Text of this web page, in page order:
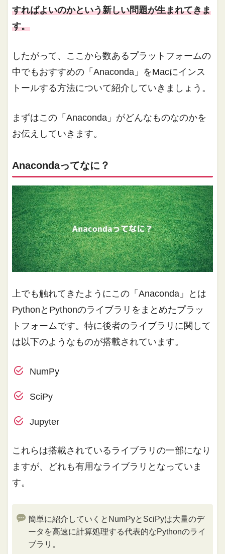
すればよいのかという新しい問題が生まれてきま
す。
したがって、ここから数あるプラットフォームの
中でもおすすめの「Anaconda」をMacにインス
トールする方法について紹介していきましょう。
まずはこの「Anaconda」がどんなものなのかを
お伝えしていきます。
Anacondaってなに？
上でも触れてきたようにこの「Anaconda」とは
PythonとPythonのライブラリをまとめたプラッ
トフォームです。特に後者のライブラリに関して
は以下のようなものが搭載されています。
NumPy
SciPy
Jupyter
これらは搭載されているライブラリの一部になり
ますが、どれも有用なライブラリとなっていま
す。
簡単に紹介していくとNumPyとSciPyは大量のデ
ータを高速に計算処理する代表的なPythonのライ
ブラリ。